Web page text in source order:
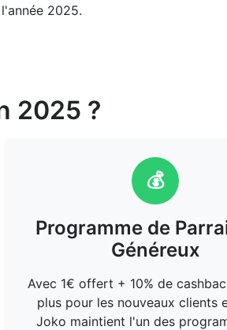
2025.
2025 ?
💰
Programme de
Généreux
Avec 1€ offert + 10% de
plus pour les nouveaux clients
Joko maintient l'un des